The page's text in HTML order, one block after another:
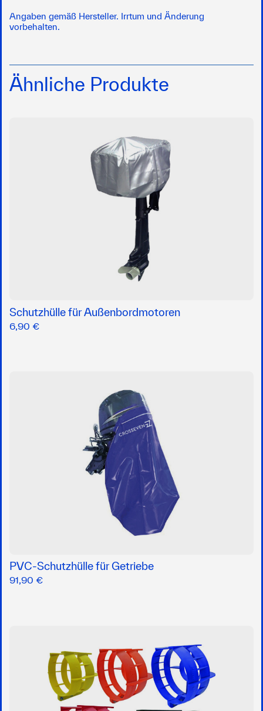
Angaben gemäß Hersteller. Irrtum und Änderung
vorbehalten.
Ähnliche Produkte
Schutzhülle für Außenbordmotoren
6,90 €
PVC-Schutzhülle für Getriebe
91,90 €